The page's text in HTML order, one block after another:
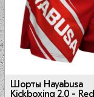
Шорты Hayabusa
Kickboxing 2.0 - Red